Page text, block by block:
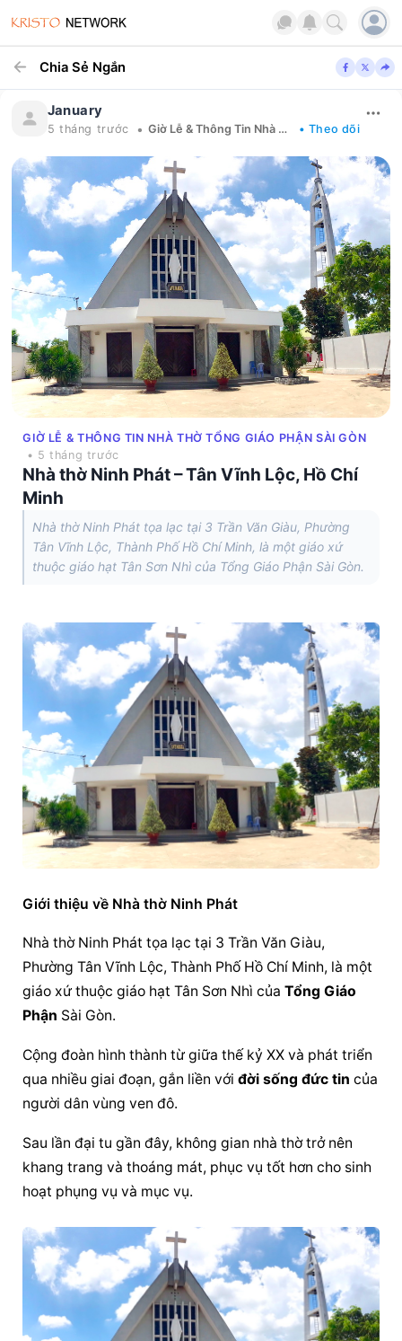
Chia Sẻ Ngắn
January
5 tháng trước • Giờ Lễ & Thông Tin Nhà Thờ Tổng Giáo Phận Sài Gòn • Theo dõi
GIỜ LỄ & THÔNG TIN NHÀ THỜ TỔNG GIÁO PHẬN SÀI GÒN
• 5 tháng trước
Nhà thờ Ninh Phát – Tân Vĩnh Lộc, Hồ Chí
Minh
Nhà thờ Ninh Phát tọa lạc tại 3 Trần Văn Giàu, Phường
Tân Vĩnh Lộc, Thành Phố Hồ Chí Minh, là một giáo xứ
thuộc giáo hạt Tân Sơn Nhì của Tổng Giáo Phận Sài Gòn.
Giới thiệu về Nhà thờ Ninh Phát
Nhà thờ Ninh Phát tọa lạc tại 3 Trần Văn Giàu,
Phường Tân Vĩnh Lộc, Thành Phố Hồ Chí Minh, là một
giáo xứ thuộc giáo hạt Tân Sơn Nhì của Tổng Giáo
Phận Sài Gòn.
Cộng đoàn hình thành từ giữa thế kỷ XX và phát triển
qua nhiều giai đoạn, gắn liền với đời sống đức tin của
người dân vùng ven đô.
Sau lần đại tu gần đây, không gian nhà thờ trở nên
khang trang và thoáng mát, phục vụ tốt hơn cho sinh
hoạt phụng vụ và mục vụ.